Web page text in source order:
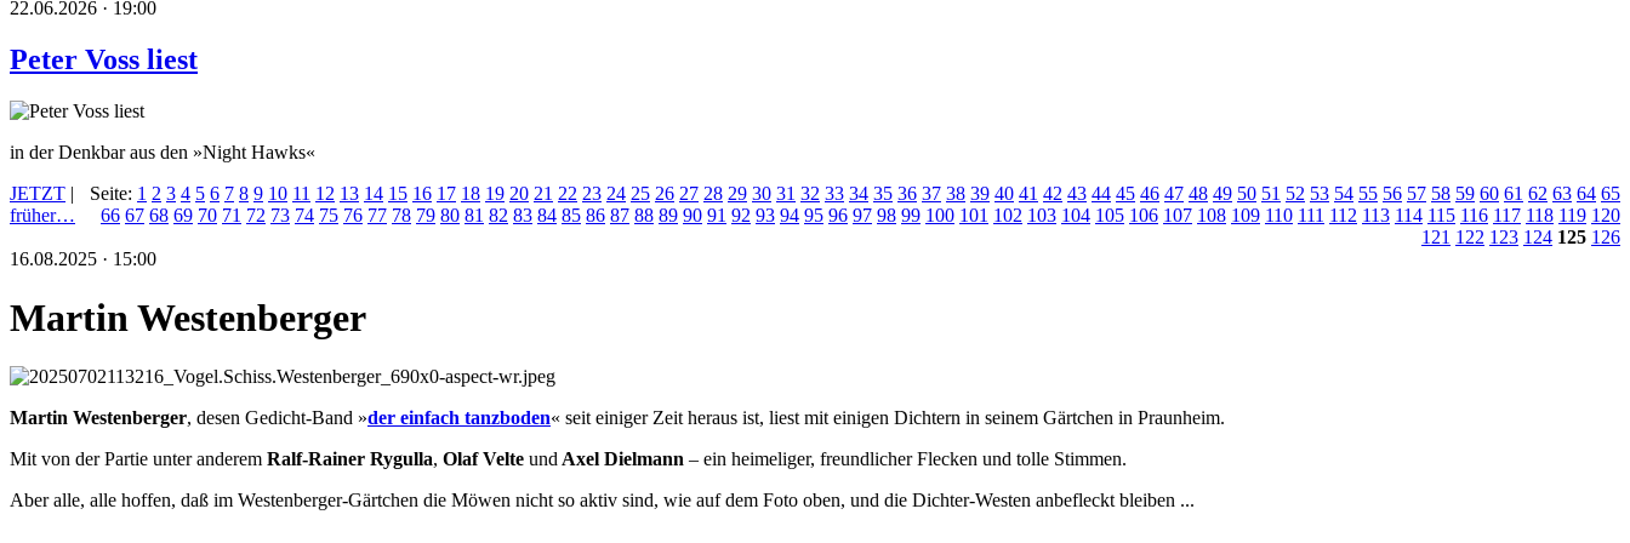
22.06.2026 · 19:00
Peter Voss liest
in der Denkbar aus den »Night Hawks«
JETZT |
früher…
Seite: 1 2 3 4 5 6 7 8 9 10 11 12 13 14 15 16 17 18 19 20 21 22 23 24 25 26 27 28 29 30 31 32 33 34 35 36 37 38 39 40 41 42 43 44 45 46 47 48 49 50 51 52 53 54 55 56 57 58 59 60 61 62 63 64 65
66 67 68 69 70 71 72 73 74 75 76 77 78 79 80 81 82 83 84 85 86 87 88 89 90 91 92 93 94 95 96 97 98 99 100 101 102 103 104 105 106 107 108 109 110 111 112 113 114 115 116 117 118 119 120
121 122 123 124 125 126
16.08.2025 · 15:00
Martin Westenberger
Martin Westenberger, desen Gedicht-Band »der einfach tanzboden« seit einiger Zeit heraus ist, liest mit einigen Dichtern in seinem Gärtchen in Praunheim.
Mit von der Partie unter anderem Ralf-Rainer Rygulla, Olaf Velte undAxel Dielmann – ein heimeliger, freundlicher Flecken und tolle Stimmen.
Aber alle, alle hoffen, daß im Westenberger-Gärtchen die Möwen nicht so aktiv sind, wie auf dem Foto oben, und die Dichter-Westen anbefleckt bleiben ...